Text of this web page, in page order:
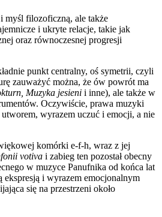
myśl filozoficzną, ale także
i ukryte relacje, takie jak
oraz równoczesnej progresji
punkt centralny, oś symetrii, czyli
zauważyć można, że ów powrót ma
Muzyka jesieni i inne), ale także w
Oczywiście, prawa muzyki
wyrazem uczuć i emocji, a nie
komórki e-f-h, wraz z jej
votiva i zabieg ten pozostał obecny
w muzyce Panufnika od końca lat
ekspresją i wyrazem emocjonalnym
się na przestrzeni około